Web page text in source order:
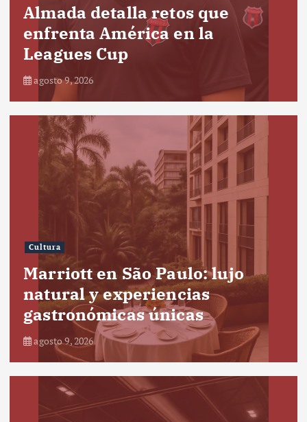
Almada detalla retos que
enfrenta América en la
Leagues Cup
agosto 9, 2026
Cultura
Marriott en São Paulo: lujo
natural y experiencias
gastronómicas únicas
agosto 9, 2026